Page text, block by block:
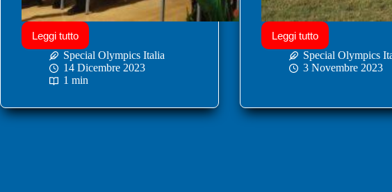
Leggi tutto
Special Olympics Italia
14 Dicembre 2023
1 min
Leggi tutto
Special Olympics
3 Novembre 2023